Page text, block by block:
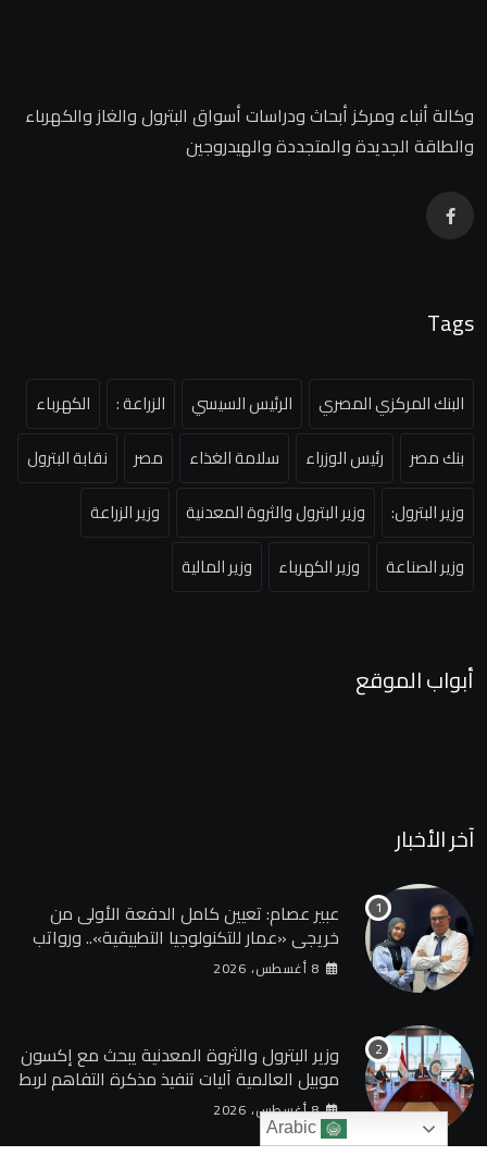
وكالة أنباء ومركز أبحاث ودراسات أسواق البترول والغاز والكهرباء
والطاقة الجديدة والمتجددة والهيدروجين
Tags
البنك المركزي المصري الرئيس السيسي الزراعة :
الكهرباء
بنك مصر
رئيس الوزراء سلامة الغذاء مصر
نقابة البترول
وزير البترول:
وزير البترول والثروة المعدنية
وزير الزراعة
وزير الصناعة
وزير الكهرباء وزير المالية
أبواب الموقع
آخر الأخبار
عبير عصام: تعيين كامل الدفعة الأولى من
خريجي «عمار للتكنولوجيا التطبيقية».. ورواتب
تصل إلى 13 ألف جنيه
8 أغسطس، 2026
وزير البترول والثروة المعدنية يبحث مع إكسون
موبيل العالمية آليات تنفيذ مذكرة التفاهم لربط
اكتشافات الشركة في قبرص بالبنية التحتية
المصرية
8 أغسطس، 2026